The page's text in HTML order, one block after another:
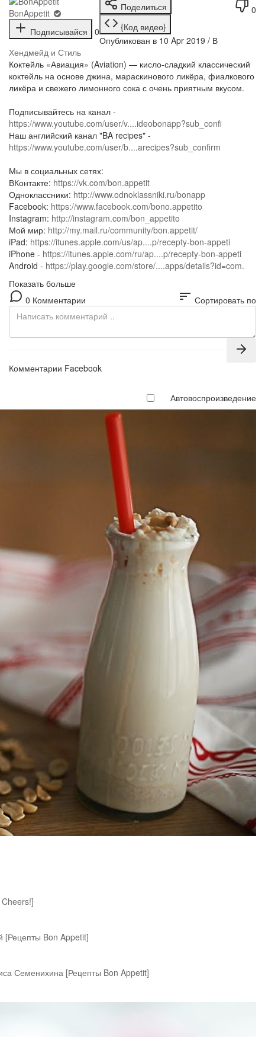
0
BonAppetit
Подписывайся
0
Поделиться
{Код видео}
Опубликован в 10 Apr 2019 / В
Хендмейд и Стиль
Коктейль «Авиация» (Aviation) — кисло-сладкий классический
коктейль на основе джина, мараскинового ликёра, фиалкового
ликёра и свежего лимонного сока с очень приятным вкусом.
Подписывайтесь на канал -
https://www.youtube.com/user/v....ideobonapp?sub_confi
Наш английский канал "BA recipes" -
https://www.youtube.com/user/b....arecipes?sub_confirm
Мы в социальных сетях:
ВКонтакте: https://vk.com/bon.appetit
Одноклассники: http://www.odnoklassniki.ru/bonapp
Facebook: https://www.facebook.com/bono.appetito
Instagram: http://instagram.com/bon_appetito
Мой мир: http://my.mail.ru/community/bon.appetit/
iPad: https://itunes.apple.com/us/ap....p/recepty-bon-appeti
iPhone - https://itunes.apple.com/ru/ap....p/recepty-bon-appeti
Android - https://play.google.com/store/....apps/details?id=com.
Показать больше
0 Комментарии
sort Сортировать по
Комментарии Facebook
Автовоспроизведение
[Рецепты Bon Appetit]
Семенихина [Рецепты Bon Appetit]